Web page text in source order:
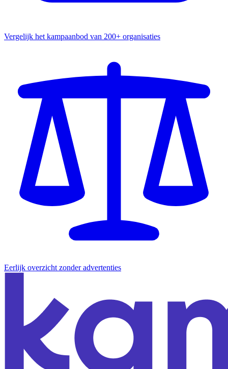
Vergelijk het kampaanbod van 200+ organisaties
Eerlijk overzicht zonder advertenties